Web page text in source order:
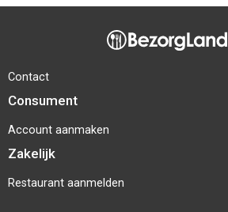
Contact
Consument
Account aanmaken
Zakelijk
Restaurant aanmelden